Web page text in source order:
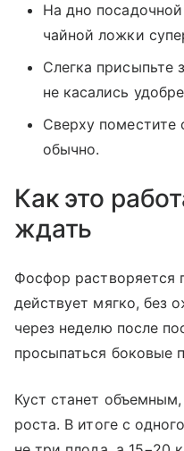
На дно
чайной ложки
Слегка присыпьте
не касались
Сверху поместите
обычно.
Как это
ждать
Фосфор растворяется
действует мягко, без
через неделю после
просыпаться боковые
Куст станет
роста. В итоге с